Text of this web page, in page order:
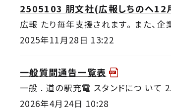
2505103 朋文社(広報しちのへ
広報 たり毎年支援されます。 また、
2025年11月28日 13:22
一般質問通告一覧表
一般 . 道の駅充電 スタンドにつ いて
2026年4月24日 10:28